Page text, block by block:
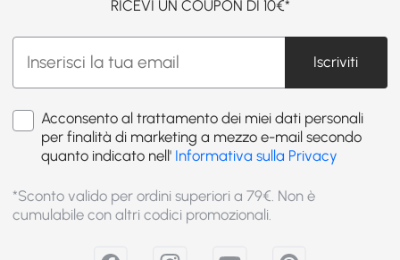
RICEVI UN COUPON DI 10€*
Iscriviti
Acconsento al trattamento dei miei dati personali
per finalità di marketing a mezzo e-mail secondo
quanto indicato nell' Informativa sulla Privacy
*Sconto valido per ordini superiori a 79€. Non è
cumulabile con altri codici promozionali.